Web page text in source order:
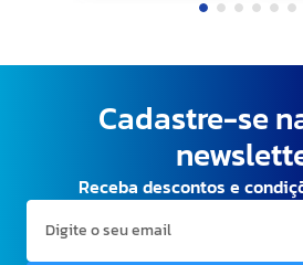
Cadastre-se
Receba descontos e